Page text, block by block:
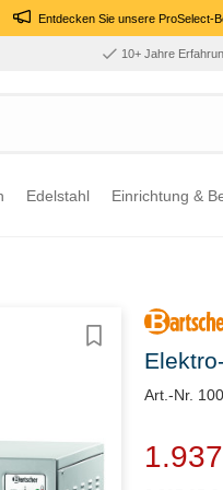
Entdecken Sie unsere ProSelect-
10+ Jahre
Edelstahl Einrichtung &
Art.-Nr.